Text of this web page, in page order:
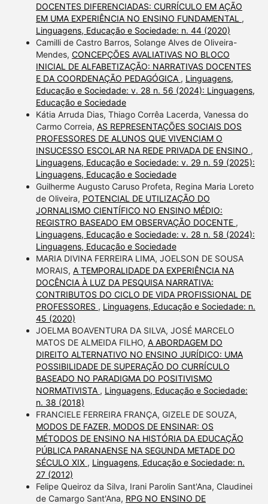
DOCENTES DIFERENCIADAS: CURRÍCULO EM AÇÃO
EM UMA EXPERIÊNCIA NO ENSINO FUNDAMENTAL ,
Linguagens, Educação e Sociedade: n. 44 (2020)
Camilli de Castro Barros, Solange Alves de Oliveira-
Mendes, CONCEPÇÕES AVALIATIVAS NO BLOCO
INICIAL DE ALFABETIZAÇÃO: NARRATIVAS DOCENTES
E DA COORDENAÇÃO PEDAGÓGICA , Linguagens,
Educação e Sociedade: v. 28 n. 56 (2024): Linguagens,
Educação e Sociedade
Kátia Arruda Dias, Thiago Corrêa Lacerda, Vanessa do
Carmo Correia, AS REPRESENTAÇÕES SOCIAIS DOS
PROFESSORES DE ALUNOS QUE VIVENCIAM O
INSUCESSO ESCOLAR NA REDE PRIVADA DE ENSINO ,
Linguagens, Educação e Sociedade: v. 29 n. 59 (2025):
Linguagens, Educação e Sociedade
Guilherme Augusto Caruso Profeta, Regina Maria Loreto
de Oliveira, POTENCIAL DE UTILIZAÇÃO DO
JORNALISMO CIENTÍFICO NO ENSINO MÉDIO:
REGISTRO BASEADO EM OBSERVAÇÃO DOCENTE ,
Linguagens, Educação e Sociedade: v. 28 n. 58 (2024):
Linguagens, Educação e Sociedade
MARIA DIVINA FERREIRA LIMA, JOELSON DE SOUSA
MORAIS, A TEMPORALIDADE DA EXPERIÊNCIA NA
DOCÊNCIA À LUZ DA PESQUISA NARRATIVA:
CONTRIBUTOS DO CICLO DE VIDA PROFISSIONAL DE
PROFESSORES , Linguagens, Educação e Sociedade: n.
45 (2020)
JOELMA BOAVENTURA DA SILVA, JOSÉ MARCELO
MATOS DE ALMEIDA FILHO, A ABORDAGEM DO
DIREITO ALTERNATIVO NO ENSINO JURÍDICO: UMA
POSSIBILIDADE DE SUPERAÇÃO DO CURRÍCULO
BASEADO NO PARADIGMA DO POSITIVISMO
NORMATIVISTA , Linguagens, Educação e Sociedade:
n. 38 (2018)
FRANCIELE FERREIRA FRANÇA, GIZELE DE SOUZA,
MODOS DE FAZER, MODOS DE ENSINAR: OS
MÉTODOS DE ENSINO NA HISTÓRIA DA EDUCAÇÃO
PÚBLICA PARANAENSE NA SEGUNDA METADE DO
SÉCULO XIX , Linguagens, Educação e Sociedade: n.
27 (2012)
Felipe Queiroz da Silva, Irani Parolin Sant'Ana, Claudinei
de Camargo Sant'Ana, RPG NO ENSINO DE